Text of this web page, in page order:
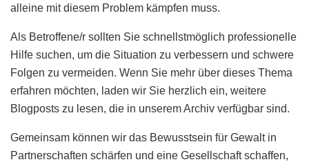
alleine mit diesem Problem kämpfen muss.
Als Betroffene/r sollten Sie schnellstmöglich professionelle
Hilfe suchen, um die Situation zu verbessern und schwere
Folgen zu vermeiden. Wenn Sie mehr über dieses Thema
erfahren möchten, laden wir Sie herzlich ein, weitere
Blogposts zu lesen, die in unserem Archiv verfügbar sind.
Gemeinsam können wir das Bewusstsein für Gewalt in
Partnerschaften schärfen und eine Gesellschaft schaffen,